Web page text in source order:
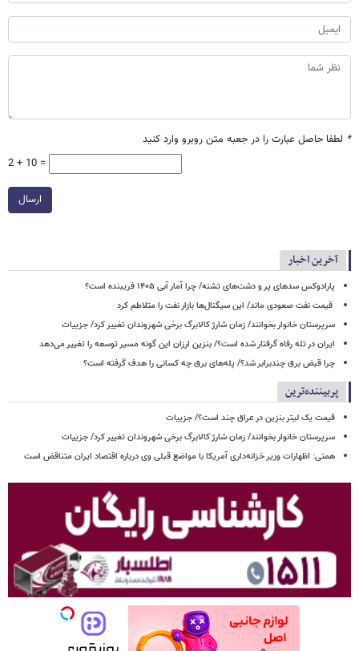
* لطفا حاصل عبارت را در جعبه متن روبرو وارد کنید
2 + 10 =
ارسال
آخرین اخبار
پارادوکس سدهای پر و دشت‌های تشنه/ چرا آمار آبی ۱۴۰۵ فریبنده است؟
قیمت نفت صعودی ماند/ این سیگنال‌ها بازار نفت را متلاطم کرد
سرپرستان خانوار بخوانند/ زمان شارژ کالابرگ برخی شهروندان تغییر کرد/ جزییات
ایران در تله رفاه گرفتار شده است؟/ بنزین ارزان این گونه مسیر توسعه را تغییر می‌دهد
چرا قبض برق چندبرابر شد؟/ پله‌های برق چه کسانی را هدف گرفته است؟
پربیننده‌ترین
قیمت یک لیتر بنزین در عراق چند است؟/ جزییات
سرپرستان خانوار بخوانند/ زمان شارژ کالابرگ برخی شهروندان تغییر کرد/ جزییات
همتی: اظهارات وزیر خزانه‌داری آمریکا با مواضع قبلی وی درباره اقتصاد ایران متناقض است